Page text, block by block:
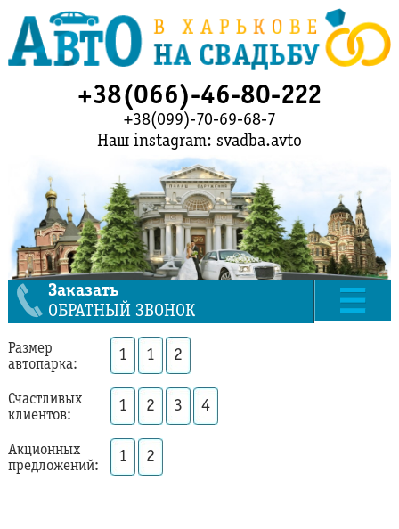
+38(066)-46-80-222
+38(099)-70-69-68-7
Наш instagram: svadba.avto
Заказать
ОБРАТНЫЙ ЗВОНОК
Размер
автопарка:
1 1 2
Счастливых
клиентов:
1 2 3 4
Акционных
предложений:
1 2